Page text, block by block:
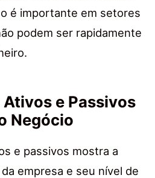
é importante em setores
podem ser rapidamente
e Passivos
Negócio
e passivos mostra a
empresa e seu nível de